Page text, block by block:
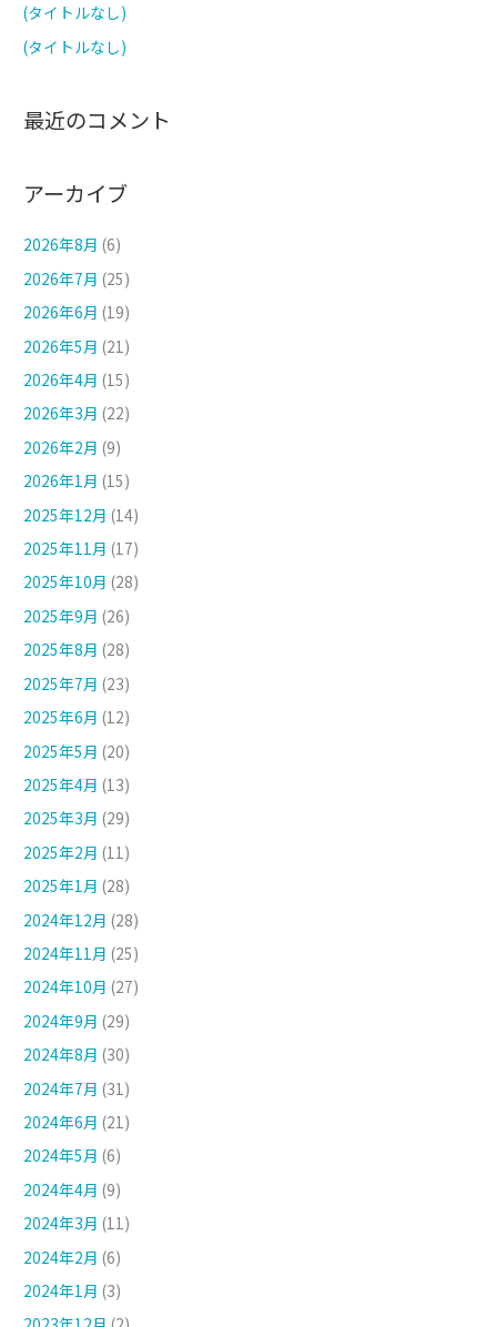
(タイトルなし)
(タイトルなし)
最近のコメント
アーカイブ
2026年8月 (6)
2026年7月 (25)
2026年6月 (19)
2026年5月 (21)
2026年4月 (15)
2026年3月 (22)
2026年2月 (9)
2026年1月 (15)
2025年12月 (14)
2025年11月 (17)
2025年10月 (28)
2025年9月 (26)
2025年8月 (28)
2025年7月 (23)
2025年6月 (12)
2025年5月 (20)
2025年4月 (13)
2025年3月 (29)
2025年2月 (11)
2025年1月 (28)
2024年12月 (28)
2024年11月 (25)
2024年10月 (27)
2024年9月 (29)
2024年8月 (30)
2024年7月 (31)
2024年6月 (21)
2024年5月 (6)
2024年4月 (9)
2024年3月 (11)
2024年2月 (6)
2024年1月 (3)